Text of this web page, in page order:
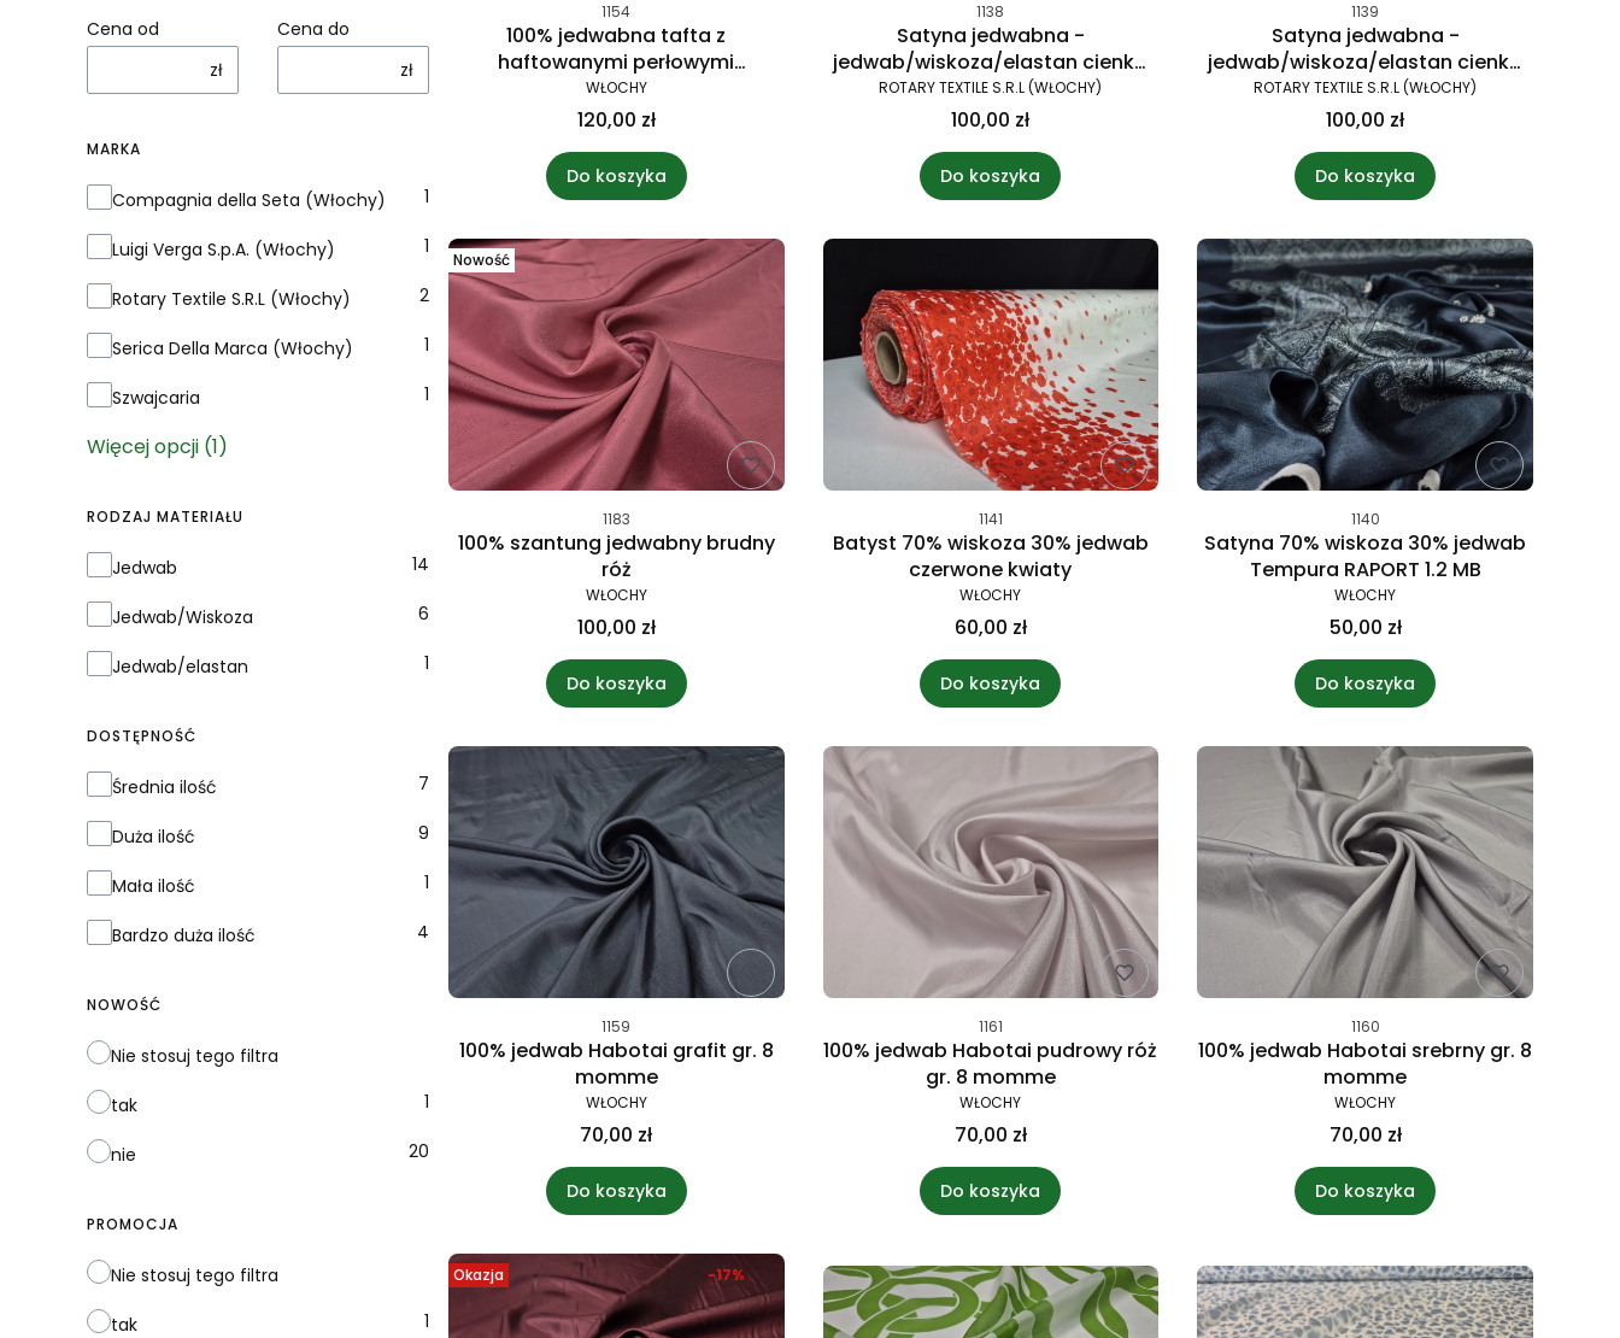
Cena od
zł
Cena do
zł
MARKA
Marka
Compagnia della Seta (Włochy) 1
Luigi Verga S.p.A. (Włochy) 1
Rotary Textile S.R.L (Włochy) 2
Serica Della Marca (Włochy) 1
Szwajcaria 1
Więcej opcji (1)
RODZAJ MATERIAŁU
Rodzaj materiału
Jedwab 14
Jedwab/Wiskoza 6
Jedwab/elastan 1
DOSTĘPNOŚĆ
Dostępność
Średnia ilość 7
Duża ilość 9
Mała ilość 1
Bardzo duża ilość 4
NOWOŚĆ
Nie stosuj tego filtra
tak 1
nie 20
PROMOCJA
Nie stosuj tego filtra
tak 1
1154
100% jedwabna tafta z
haftowanymi perłowymi
koralikami na ślubne/weselne
stylizacje
WŁOCHY
120,00 zł
Do koszyka
1138
Satyna jedwabna -
jedwab/wiskoza/elastan cienka
pomarańczowa
ROTARY TEXTILE S.R.L (WŁOCHY)
100,00 zł
Do koszyka
1139
Satyna jedwabna -
jedwab/wiskoza/elastan cienka
różowo-malinowa
ROTARY TEXTILE S.R.L (WŁOCHY)
100,00 zł
Do koszyka
Nowość
1183
100% szantung jedwabny brudny
róż
WŁOCHY
100,00 zł
Do koszyka
1141
Batyst 70% wiskoza 30% jedwab
czerwone kwiaty
WŁOCHY
60,00 zł
Do koszyka
1140
Satyna 70% wiskoza 30% jedwab
Tempura RAPORT 1.2 MB
WŁOCHY
50,00 zł
Do koszyka
1159
100% jedwab Habotai grafit gr. 8
momme
WŁOCHY
70,00 zł
Do koszyka
1161
100% jedwab Habotai pudrowy róż
gr. 8 momme
WŁOCHY
70,00 zł
Do koszyka
1160
100% jedwab Habotai srebrny gr. 8
momme
WŁOCHY
70,00 zł
Do koszyka
Okazja -17%